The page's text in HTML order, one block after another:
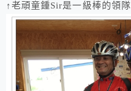
↑老頑童鍾Sir是一級棒的領隊